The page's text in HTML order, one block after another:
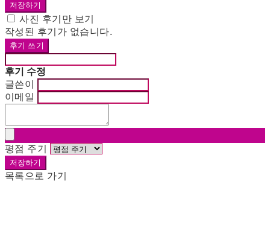
저장하기
사진 후기만 보기
작성된 후기가 없습니다.
후기 쓰기
후기 수정
글쓴이
이메일
평점 주기
저장하기
목록으로 가기